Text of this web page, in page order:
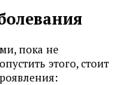
пока не
этого, стоит